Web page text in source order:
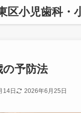
区小児歯科・
の予防法
14日 2026年6月25日